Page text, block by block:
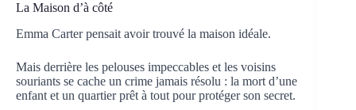
La Maison d’à côté
Emma Carter pensait avoir trouvé la maison idéale.
Mais derrière les pelouses impeccables et les voisins
souriants se cache un crime jamais résolu : la mort d’une
enfant et un quartier prêt à tout pour protéger son secret.